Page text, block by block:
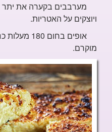
מערבבים בקערה את יתר
ויוצקים על האטריות.
אופים
מוקרם.